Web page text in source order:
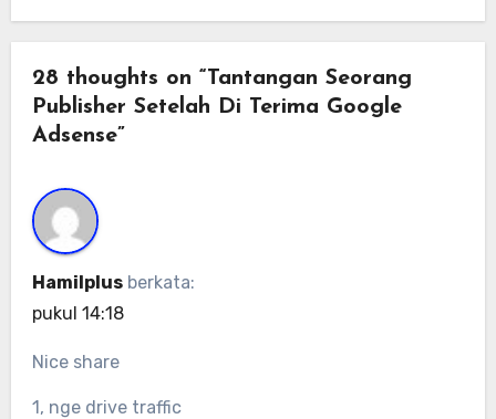
28 thoughts on “Tantangan Seorang
Publisher Setelah Di Terima Google
Adsense”
Hamilplus berkata:
pukul 14:18
Nice share
1, nge drive traffic